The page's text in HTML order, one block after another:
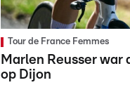
Tour de France Femmes
Marlen Reusser war
op Dijon